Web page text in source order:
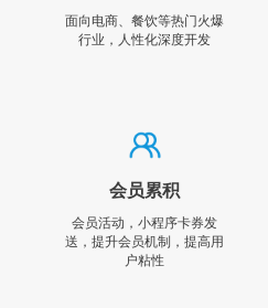
面向电商、餐饮等热门火爆
行业，人性化深度开发
会员累积
会员活动，小程序卡券发
送，提升会员机制，提高用
户粘性